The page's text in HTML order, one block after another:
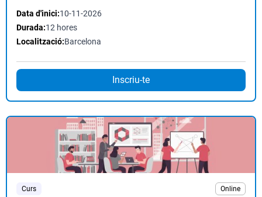
Data d'inici:10-11-2026
Durada:12 hores
Localització:Barcelona
Inscriu-te
Curs Online